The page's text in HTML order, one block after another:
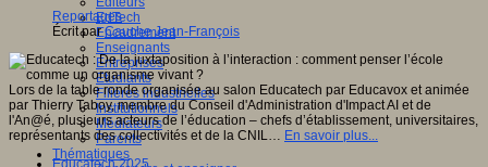
EdTech
Encadrement
Enseignants
Entreprises
Etudiants
Filières industrielles
Institutionnels
Médiateurs
Parents
Thématiques
Reportages
Écrit parCauche Jean-François
Lors de la table ronde organisée au salon Educatech par Educavox et animée
par Thierry Taboy, membre du Conseil d'Administration d'Impact AI et de
l'An@é, plusieurs acteurs de l’éducation – chefs d’établissement, universitaires,
représentants des collectivités et de la CNIL… En savoir plus...
Educatech 2025